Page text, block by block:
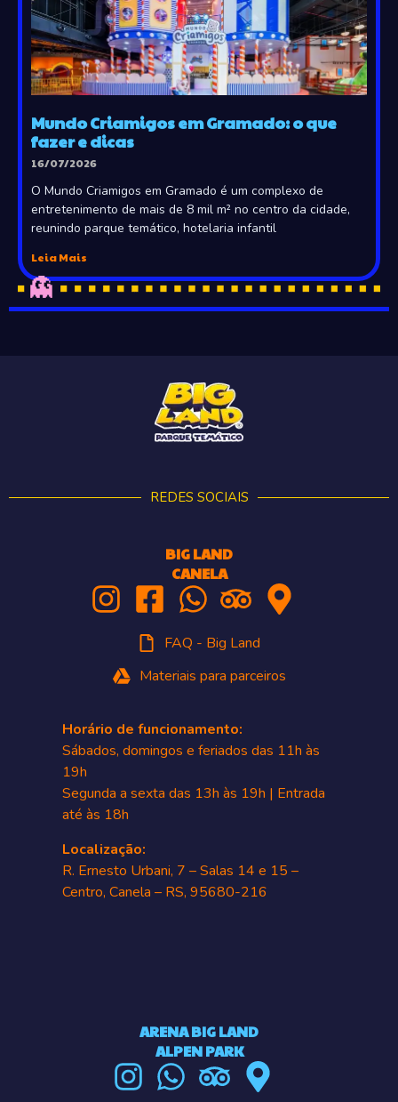
Mundo Criamigos em Gramado: o que
fazer e dicas
16/07/2026
O Mundo Criamigos em Gramado é um complexo de
entretenimento de mais de 8 mil m² no centro da cidade,
reunindo parque temático, hotelaria infantil
Leia Mais
REDES SOCIAIS
BIG LAND
CANELA
FAQ - Big Land
Materiais para parceiros
Horário de funcionamento:
Sábados, domingos e feriados das 11h às
19h
Segunda a sexta das 13h às 19h | Entrada
até às 18h
Localização:
R. Ernesto Urbani, 7 – Salas 14 e 15 –
Centro, Canela – RS, 95680-216
ARENA BIG LAND
ALPEN PARK